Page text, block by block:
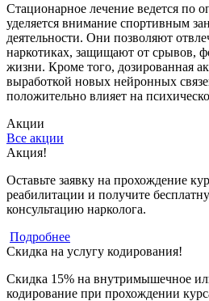
Стационарное лечение ведется по
уделяется внимание спортивным
деятельности. Они позволяют
наркотиках, защищают от срывов,
жизни. Кроме того, дозированная
выработкой новых нейронных
положительно влияет на
Акции
Все акции
Акция!
Оставьте заявку на прохождение
реабилитации и получите
консультацию нарколога.
Подробнее
Скидка на услугу кодирования!
Скидка 15% на внутримышечное
кодирование при прохождении